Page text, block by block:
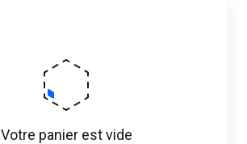
Votre panier est vide